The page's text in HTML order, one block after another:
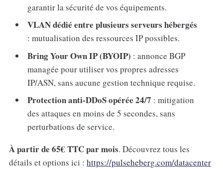
garantir la sécurité de vos équipements.
VLAN dédié entre plusieurs serveurs hébergés
: mutualisation des ressources IP possibles.
Bring Your Own IP (BYOIP) : annonce BGP
managée pour utiliser vos propres adresses
IP/ASN, sans aucune gestion technique requise.
Protection anti-DDoS opérée 24/7 : mitigation
des attaques en moins de 5 secondes, sans
perturbations de service.
À partir de 65€ TTC par mois. Découvrez tous les
détails et options ici : https://pulseheberg.com/datacenter